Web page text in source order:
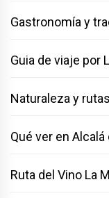
Gastronomía y
Guia de viaje por
Naturaleza y rutas
Qué ver en
Ruta del Vino La